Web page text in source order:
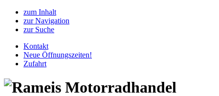
zum Inhalt
zur Navigation
zur Suche
Kontakt
Neue Öffnungszeiten!
Zufahrt